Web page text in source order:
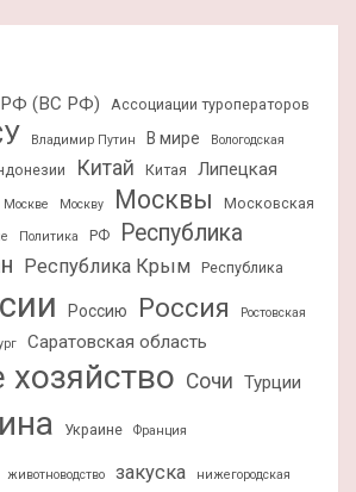
РФ (ВС РФ)
Ассоциации туроператоров
Владимир Путин В мире
Вологодская
Китай Китая
Липецкая
Москве Москву Москвы
Московская
Политика РФ
Республика
Республика Крым Республика
Россию Россия
Ростовская
Саратовская область
хозяйство Сочи Турции
Украине Франция
животноводство закуска нижегородская